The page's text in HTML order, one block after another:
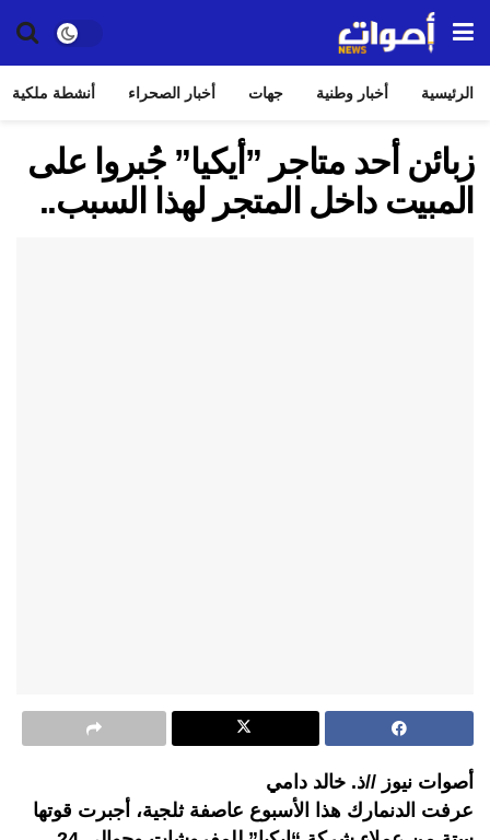
الرئيسية أخبار وطنية جهات أخبار الصحراء أنشطة ملكية
زبائن أحد متاجر ”أيكيا” جُبروا على
المبيت داخل المتجر لهذا السبب..
أصوات نيوز //ذ. خالد دامي
عرفت الدنمارك هذا الأسبوع عاصفة ثلجية، أجبرت قوتها